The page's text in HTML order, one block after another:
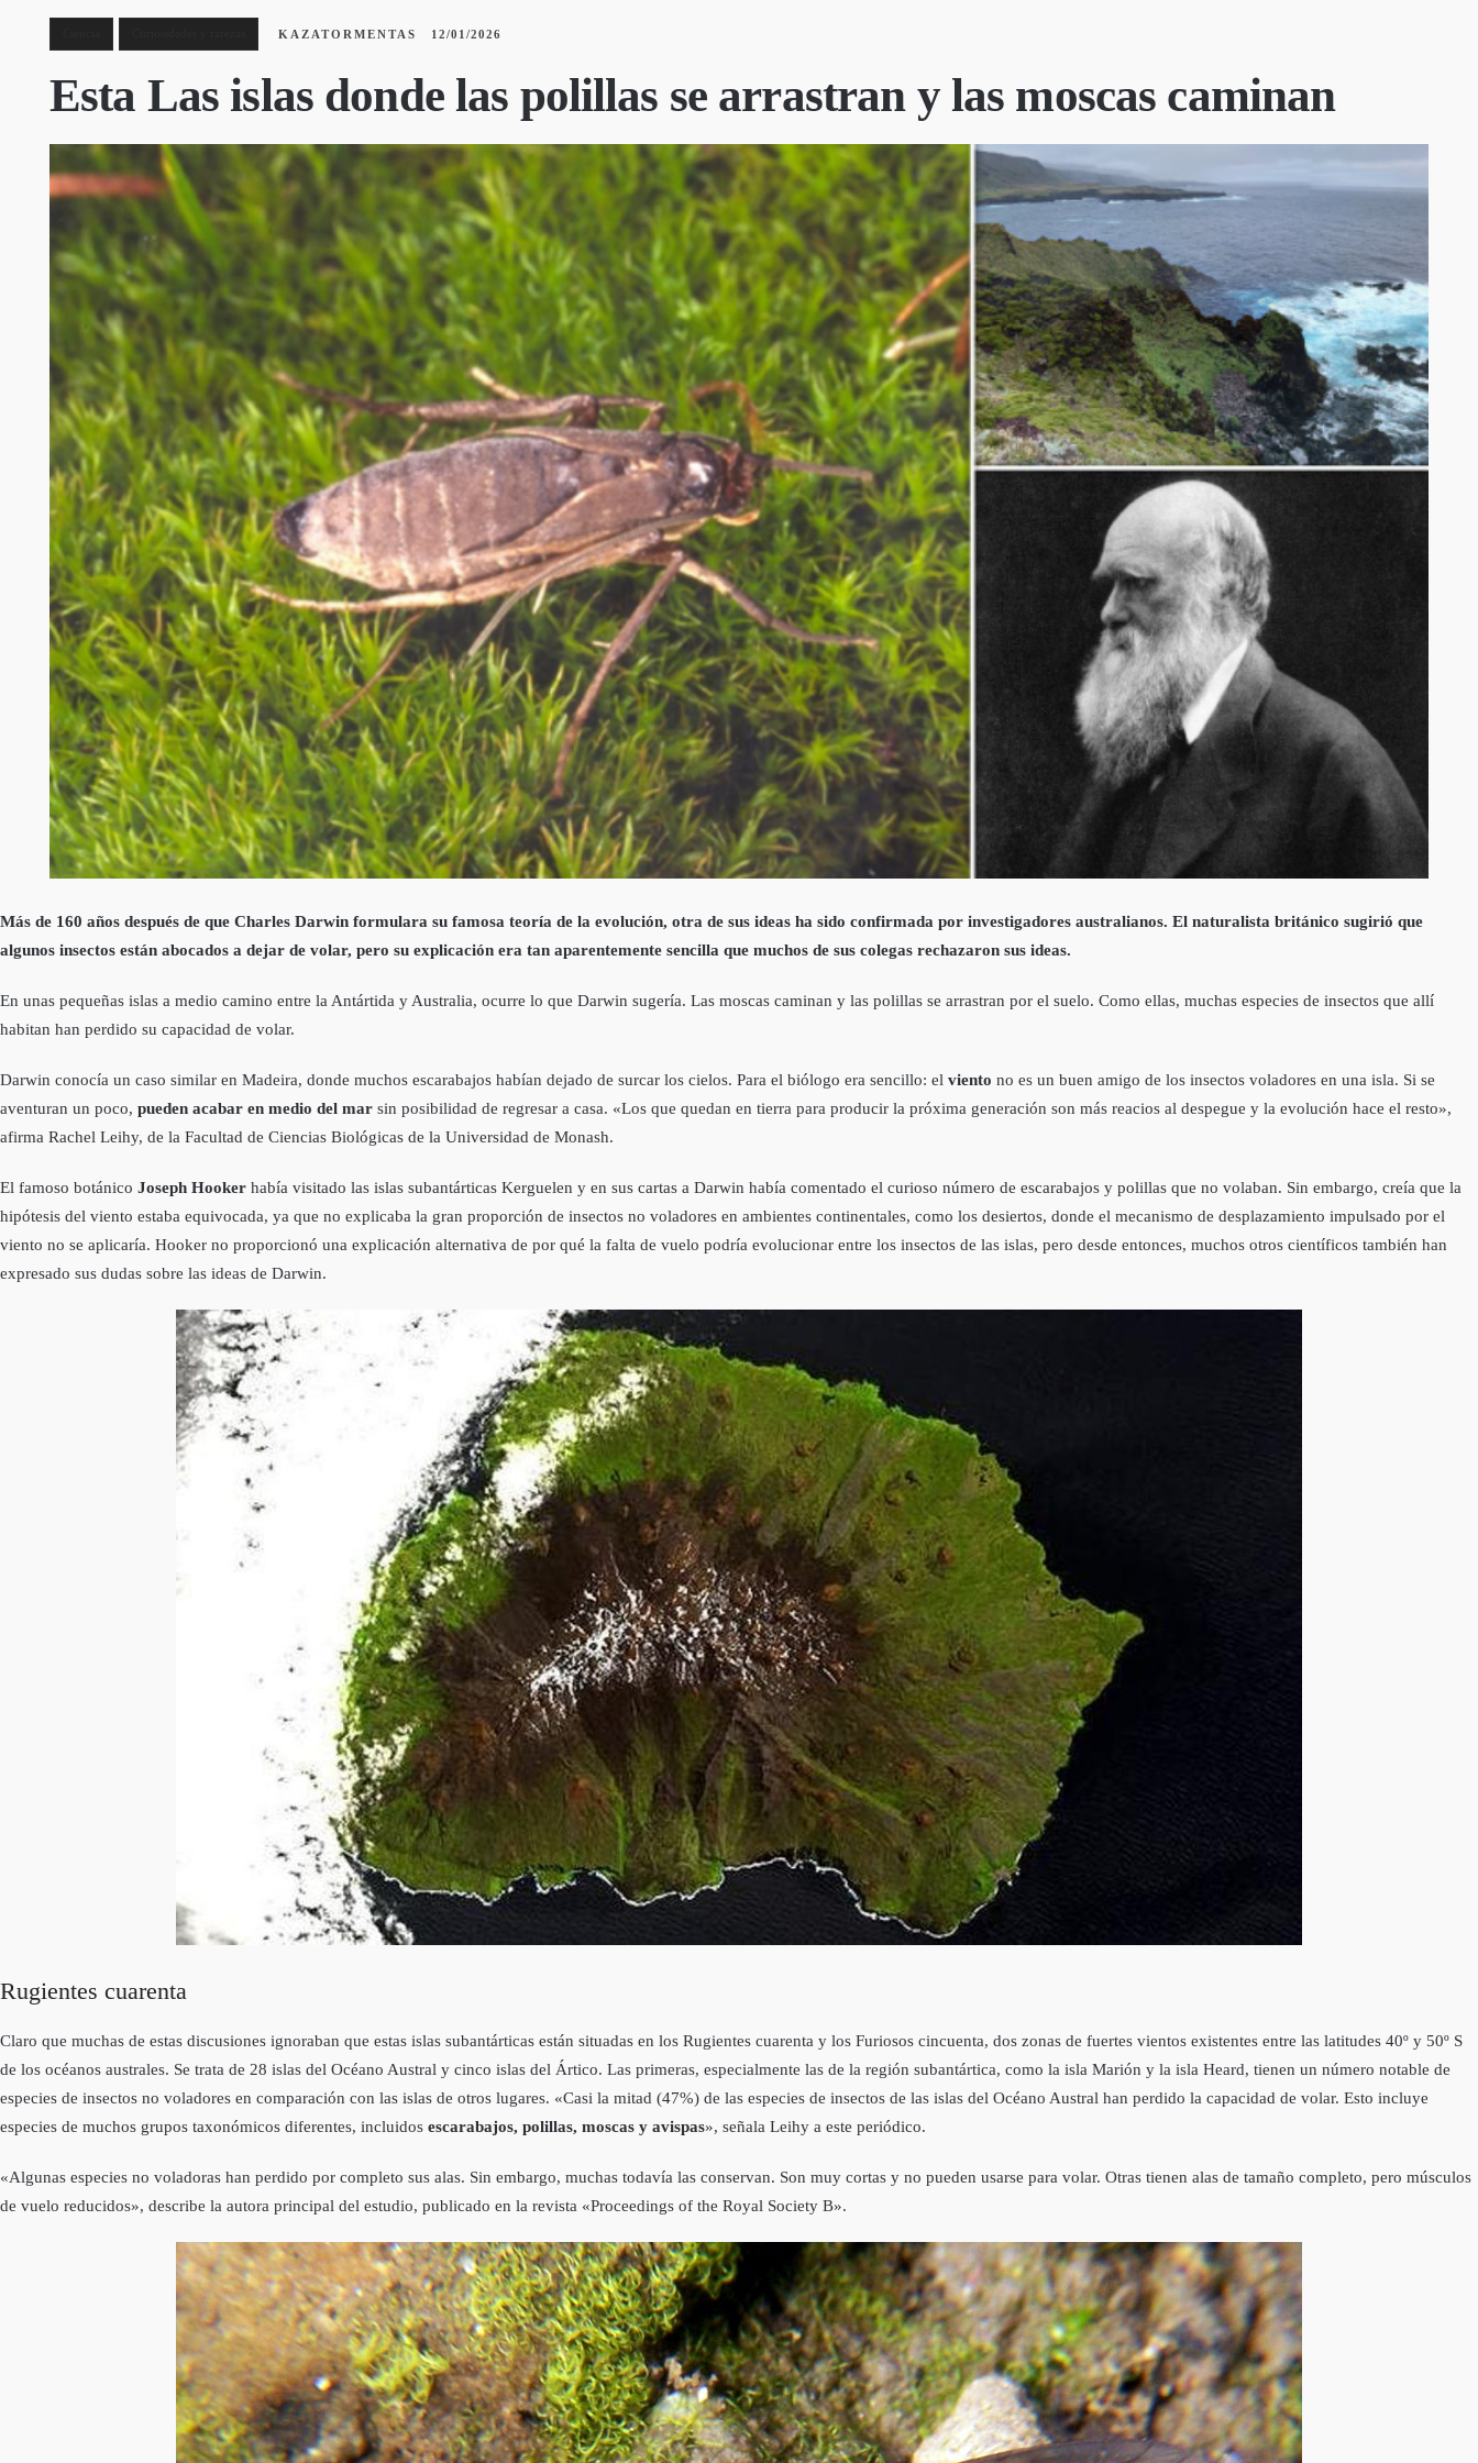
KAZATORMENTAS 12/01/2026
Esta Las islas donde las polillas se arrastran y las moscas caminan
Más de 160 años después de que Charles Darwin formulara su famosa teoría de la evolución, otra de sus ideas ha sido confirmada por investigadores australianos. El naturalista británico sugirió que
algunos insectos están abocados a dejar de volar, pero su explicación era tan aparentemente sencilla que muchos de sus colegas rechazaron sus ideas.
En unas pequeñas islas a medio camino entre la Antártida y Australia, ocurre lo que Darwin sugería. Las moscas caminan y las polillas se arrastran por el suelo. Como ellas, muchas especies de insectos que allí
habitan han perdido su capacidad de volar.
Darwin conocía un caso similar en Madeira, donde muchos escarabajos habían dejado de surcar los cielos. Para el biólogo era sencillo: el viento no es un buen amigo de los insectos voladores en una isla. Si se
aventuran un poco, pueden acabar en medio del mar sin posibilidad de regresar a casa. «Los que quedan en tierra para producir la próxima generación son más reacios al despegue y la evolución hace el resto»,
afirma Rachel Leihy, de la Facultad de Ciencias Biológicas de la Universidad de Monash.
El famoso botánico Joseph Hooker había visitado las islas subantárticas Kerguelen y en sus cartas a Darwin había comentado el curioso número de escarabajos y polillas que no volaban. Sin embargo, creía que la
hipótesis del viento estaba equivocada, ya que no explicaba la gran proporción de insectos no voladores en ambientes continentales, como los desiertos, donde el mecanismo de desplazamiento impulsado por el
viento no se aplicaría. Hooker no proporcionó una explicación alternativa de por qué la falta de vuelo podría evolucionar entre los insectos de las islas, pero desde entonces, muchos otros científicos también han
expresado sus dudas sobre las ideas de Darwin.
Rugientes cuarenta
Claro que muchas de estas discusiones ignoraban que estas islas subantárticas están situadas en los Rugientes cuarenta y los Furiosos cincuenta, dos zonas de fuertes vientos existentes entre las latitudes 40º y 50º S
de los océanos australes. Se trata de 28 islas del Océano Austral y cinco islas del Ártico. Las primeras, especialmente las de la región subantártica, como la isla Marión y la isla Heard, tienen un número notable de
especies de insectos no voladores en comparación con las islas de otros lugares. «Casi la mitad (47%) de las especies de insectos de las islas del Océano Austral han perdido la capacidad de volar. Esto incluye
especies de muchos grupos taxonómicos diferentes, incluidos escarabajos, polillas, moscas y avispas», señala Leihy a este periódico.
«Algunas especies no voladoras han perdido por completo sus alas. Sin embargo, muchas todavía las conservan. Son muy cortas y no pueden usarse para volar. Otras tienen alas de tamaño completo, pero músculos
de vuelo reducidos», describe la autora principal del estudio, publicado en la revista «Proceedings of the Royal Society B».